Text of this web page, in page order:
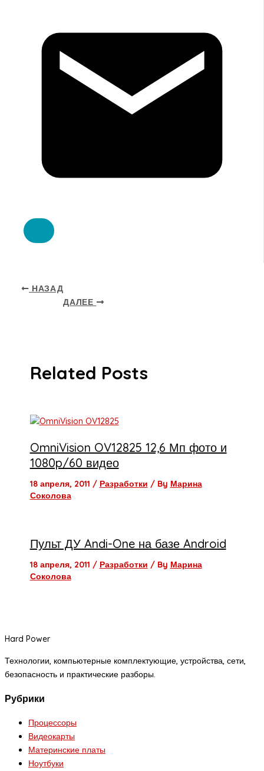
НАЗАД
ДАЛЕЕ
Related Posts
OmniVision OV12825 12,6 Мп фото и
1080p/60 видео
18 апреля, 2011 / Разработки / By Марина
Соколова
Пульт ДУ Andi-One на базе Android
18 апреля, 2011 / Разработки / By Марина
Соколова
Hard Power
Технологии, компьютерные комплектующие, устройства, сети,
безопасность и практические разборы.
Рубрики
Процессоры
Видеокарты
Материнские платы
Ноутбуки